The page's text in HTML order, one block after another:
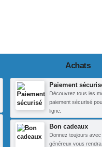
Achats
Paiement
Découvrez tous les
paiement sécurisé
ligne.
Bon cadeaux
Donnez toujours
généreux vous rendra